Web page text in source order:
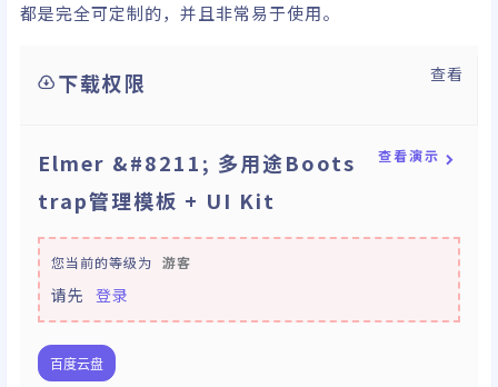
都是完全可定制的，并且非常易于使用。
下载权限 查看
Elmer &#8211; 多用途Boots
trap管理模板 + UI Kit
查看演示
您当前的等级为 游客
请先 登录
百度云盘